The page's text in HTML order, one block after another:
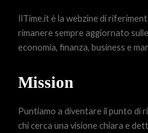
IlTime.it è la webzine di
rimanere sempre aggiornato
economia, finanza, business e
Mission
Puntiamo a diventare il punto di
chi cerca una visione chiara e